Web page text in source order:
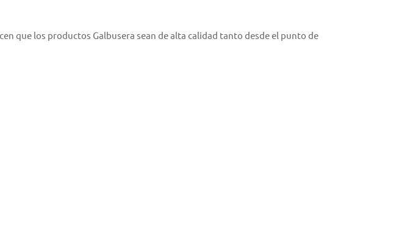
que los productos Galbusera sean de alta calidad tanto desde el punto de